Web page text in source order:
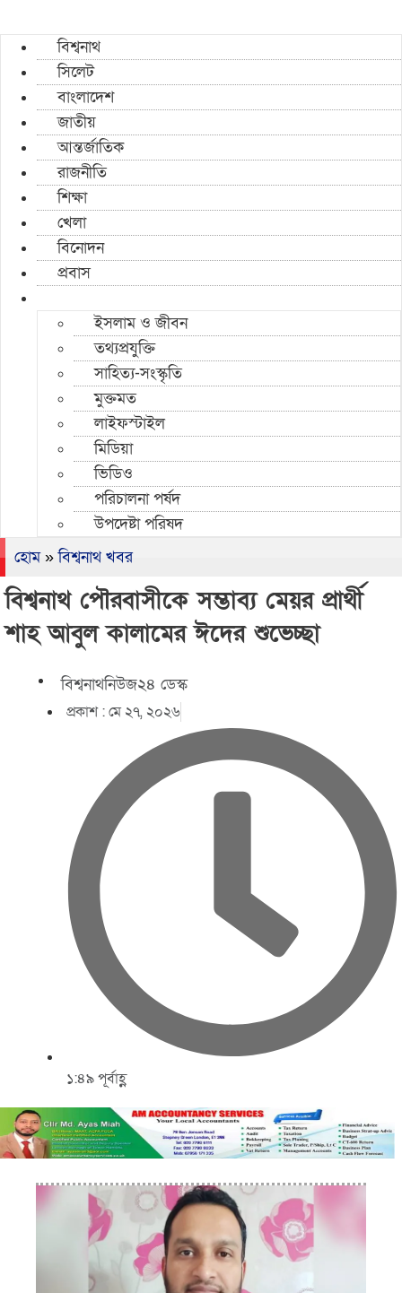
বিশ্বনাথ
সিলেট
বাংলাদেশ
জাতীয়
আন্তর্জাতিক
রাজনীতি
শিক্ষা
খেলা
বিনোদন
প্রবাস
ইসলাম ও জীবন
তথ্যপ্রযুক্তি
সাহিত্য-সংস্কৃতি
মুক্তমত
লাইফস্টাইল
মিডিয়া
ভিডিও
পরিচালনা পর্ষদ
উপদেষ্টা পরিষদ
হোম»বিশ্বনাথ খবর
বিশ্বনাথ পৌরবাসীকে সম্ভাব্য মেয়র প্রার্থী
শাহ আবুল কালামের ঈদের শুভেচ্ছা
বিশ্বনাথনিউজ২৪ ডেস্ক
প্রকাশ :মে ২৭, ২০২৬
১:৪৯ পূর্বাহ্ণ